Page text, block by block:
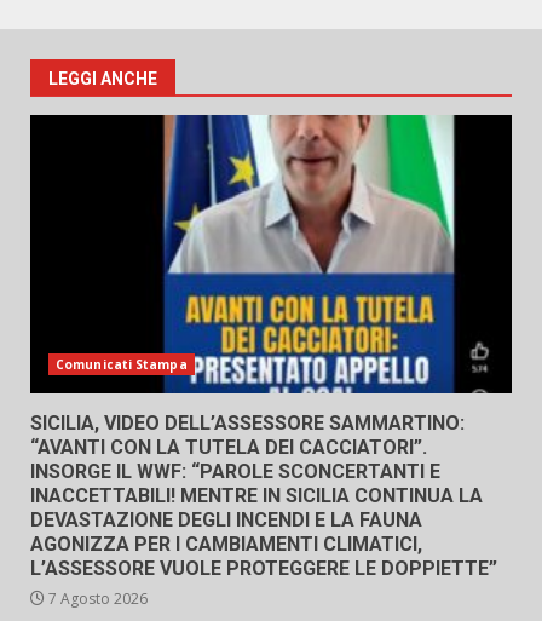
LEGGI ANCHE
Comunicati Stampa
SICILIA, VIDEO DELL’ASSESSORE SAMMARTINO:
“AVANTI CON LA TUTELA DEI CACCIATORI”.
INSORGE IL WWF: “PAROLE SCONCERTANTI E
INACCETTABILI! MENTRE IN SICILIA CONTINUA LA
DEVASTAZIONE DEGLI INCENDI E LA FAUNA
AGONIZZA PER I CAMBIAMENTI CLIMATICI,
L’ASSESSORE VUOLE PROTEGGERE LE DOPPIETTE”
7 Agosto 2026